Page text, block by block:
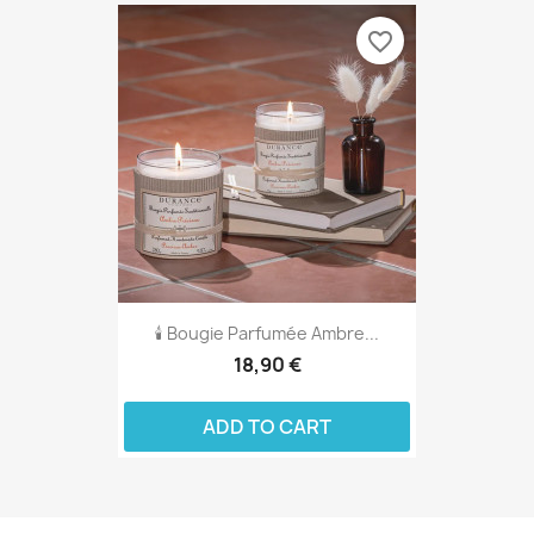
🕯️ Bougie Parfumée Ambre...
18,90 €
ADD TO CART
favorite_border